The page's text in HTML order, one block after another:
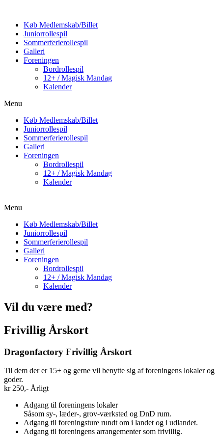
Køb Medlemskab/Billet
Juniorrollespil
Sommerferierollespil
Galleri
Foreningen
Bordrollespil
12+ / Magisk Mandag
Kalender
Menu
Køb Medlemskab/Billet
Juniorrollespil
Sommerferierollespil
Galleri
Foreningen
Bordrollespil
12+ / Magisk Mandag
Kalender
Menu
Køb Medlemskab/Billet
Juniorrollespil
Sommerferierollespil
Galleri
Foreningen
Bordrollespil
12+ / Magisk Mandag
Kalender
Vil du være med?
Frivillig Årskort
Dragonfactory Frivillig Årskort
Til dem der er 15+ og gerne vil benytte sig af foreningens lokaler og
goder.
kr 250,- Årligt
Adgang til foreningens lokaler
Såsom sy-, læder-, grov-værksted og DnD rum.
Adgang til foreningsture rundt om i landet og i udlandet.
Adgang til foreningens arrangementer som frivillig.